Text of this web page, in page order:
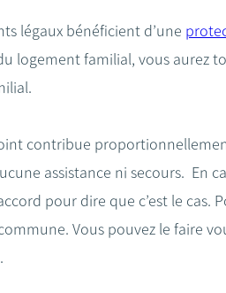
légaux bénéficient d’une
logement familial, vous aurez
contribue
assistance ni secours. En
pour dire que c’est le
Vous pouvez le faire